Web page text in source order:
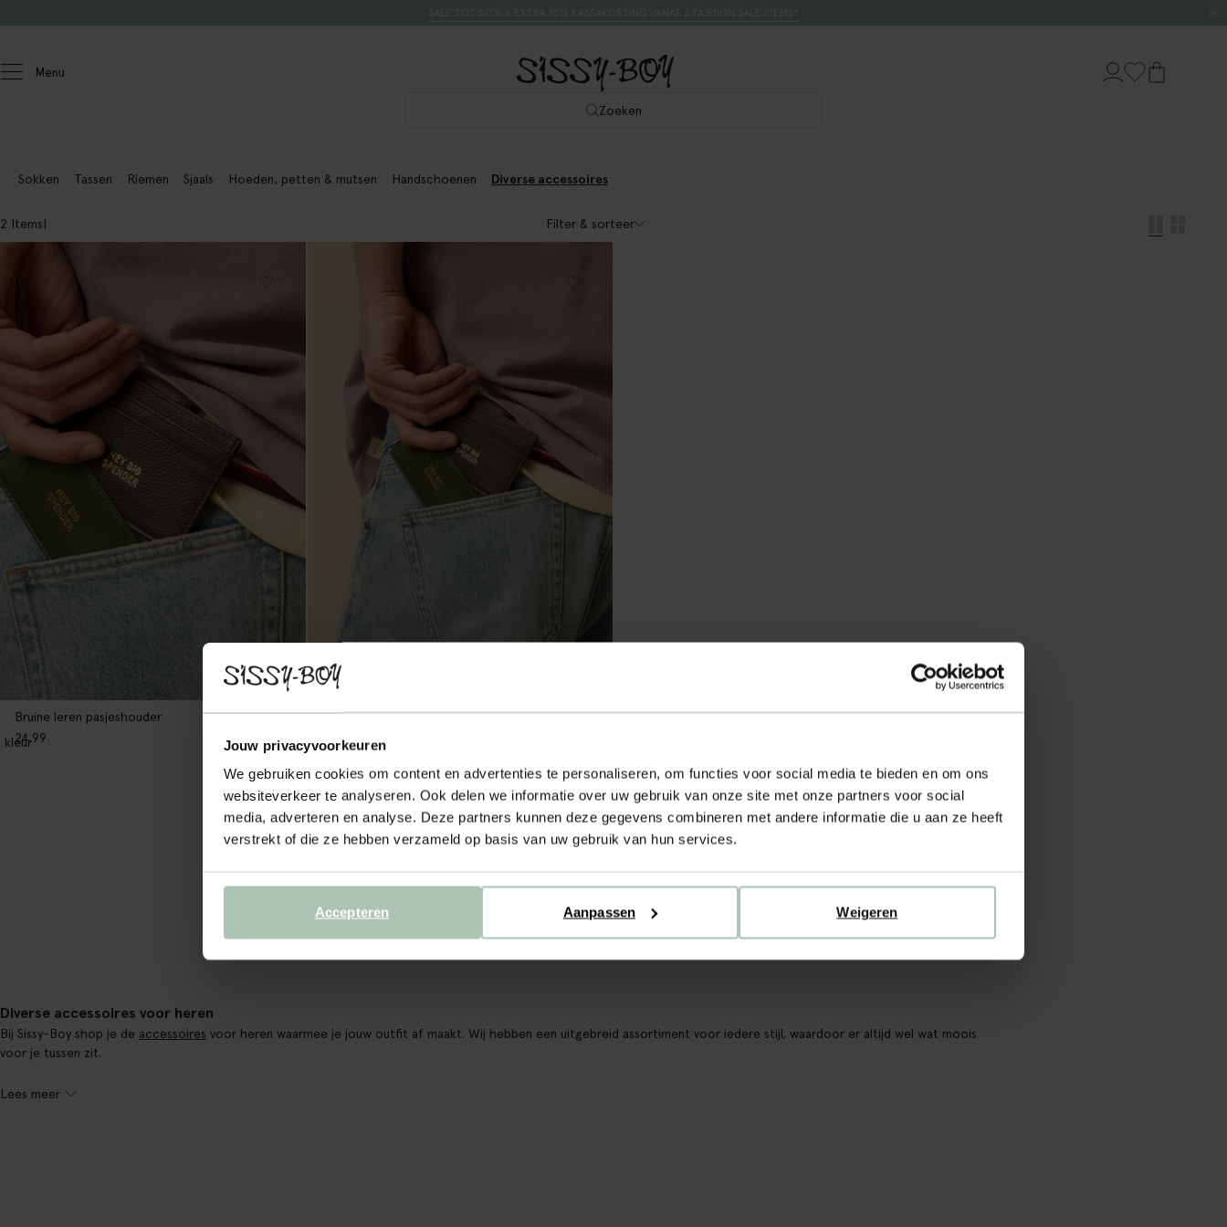
Jouw privacyvoorkeuren
We gebruiken cookies om content en advertenties te personaliseren, om functies voor social media te bieden en om ons
websiteverkeer te analyseren. Ook delen we informatie over uw gebruik van onze site met onze partners voor social
media, adverteren en analyse. Deze partners kunnen deze gegevens combineren met andere informatie die u aan ze heeft
verstrekt of die ze hebben verzameld op basis van uw gebruik van hun services.
Weigeren
Aanpassen
Accepteren
Menu
Zoeken
Sokken Tassen Riemen Sjaals Hoeden, petten & mutsen Handschoenen Diverse accessoires
2 Items Filter & sorteer
Bruine leren pasjeshouder
24.99
kleur
Donkergroene leren pasjeshouder
24.99
1kleur
Diverse accessoires voor heren
Bij Sissy-Boy shop je de accessoires voor heren waarmee je jouw outfit af maakt. Wij hebben een uitgebreid assortiment voor iedere stijl, waardoor er altijd wel wat moois
voor je tussen zit.
Lees meer